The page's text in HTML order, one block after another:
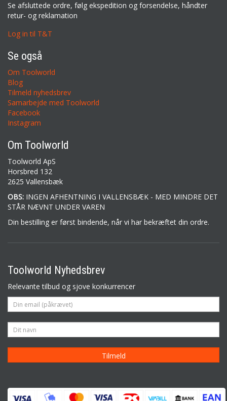
Se afsluttede ordre, følg ekspedition og forsendelse, håndter
retur- og reklamation
Log in til T&T
Se også
Om Toolworld
Blog
Tilmeld nyhedsbrev
Samarbejde med Toolworld
Facebook
Instagram
Om Toolworld
Toolworld ApS
Horsbred 132
2625 Vallensbæk
OBS: INGEN AFHENTNING I VALLENSBÆK - MED MINDRE DET
STÅR NÆVNT UNDER VAREN
Din bestilling er først bindende, når vi har bekræftet din ordre.
Toolworld Nyhedsbrev
Relevante tilbud og sjove konkurrencer